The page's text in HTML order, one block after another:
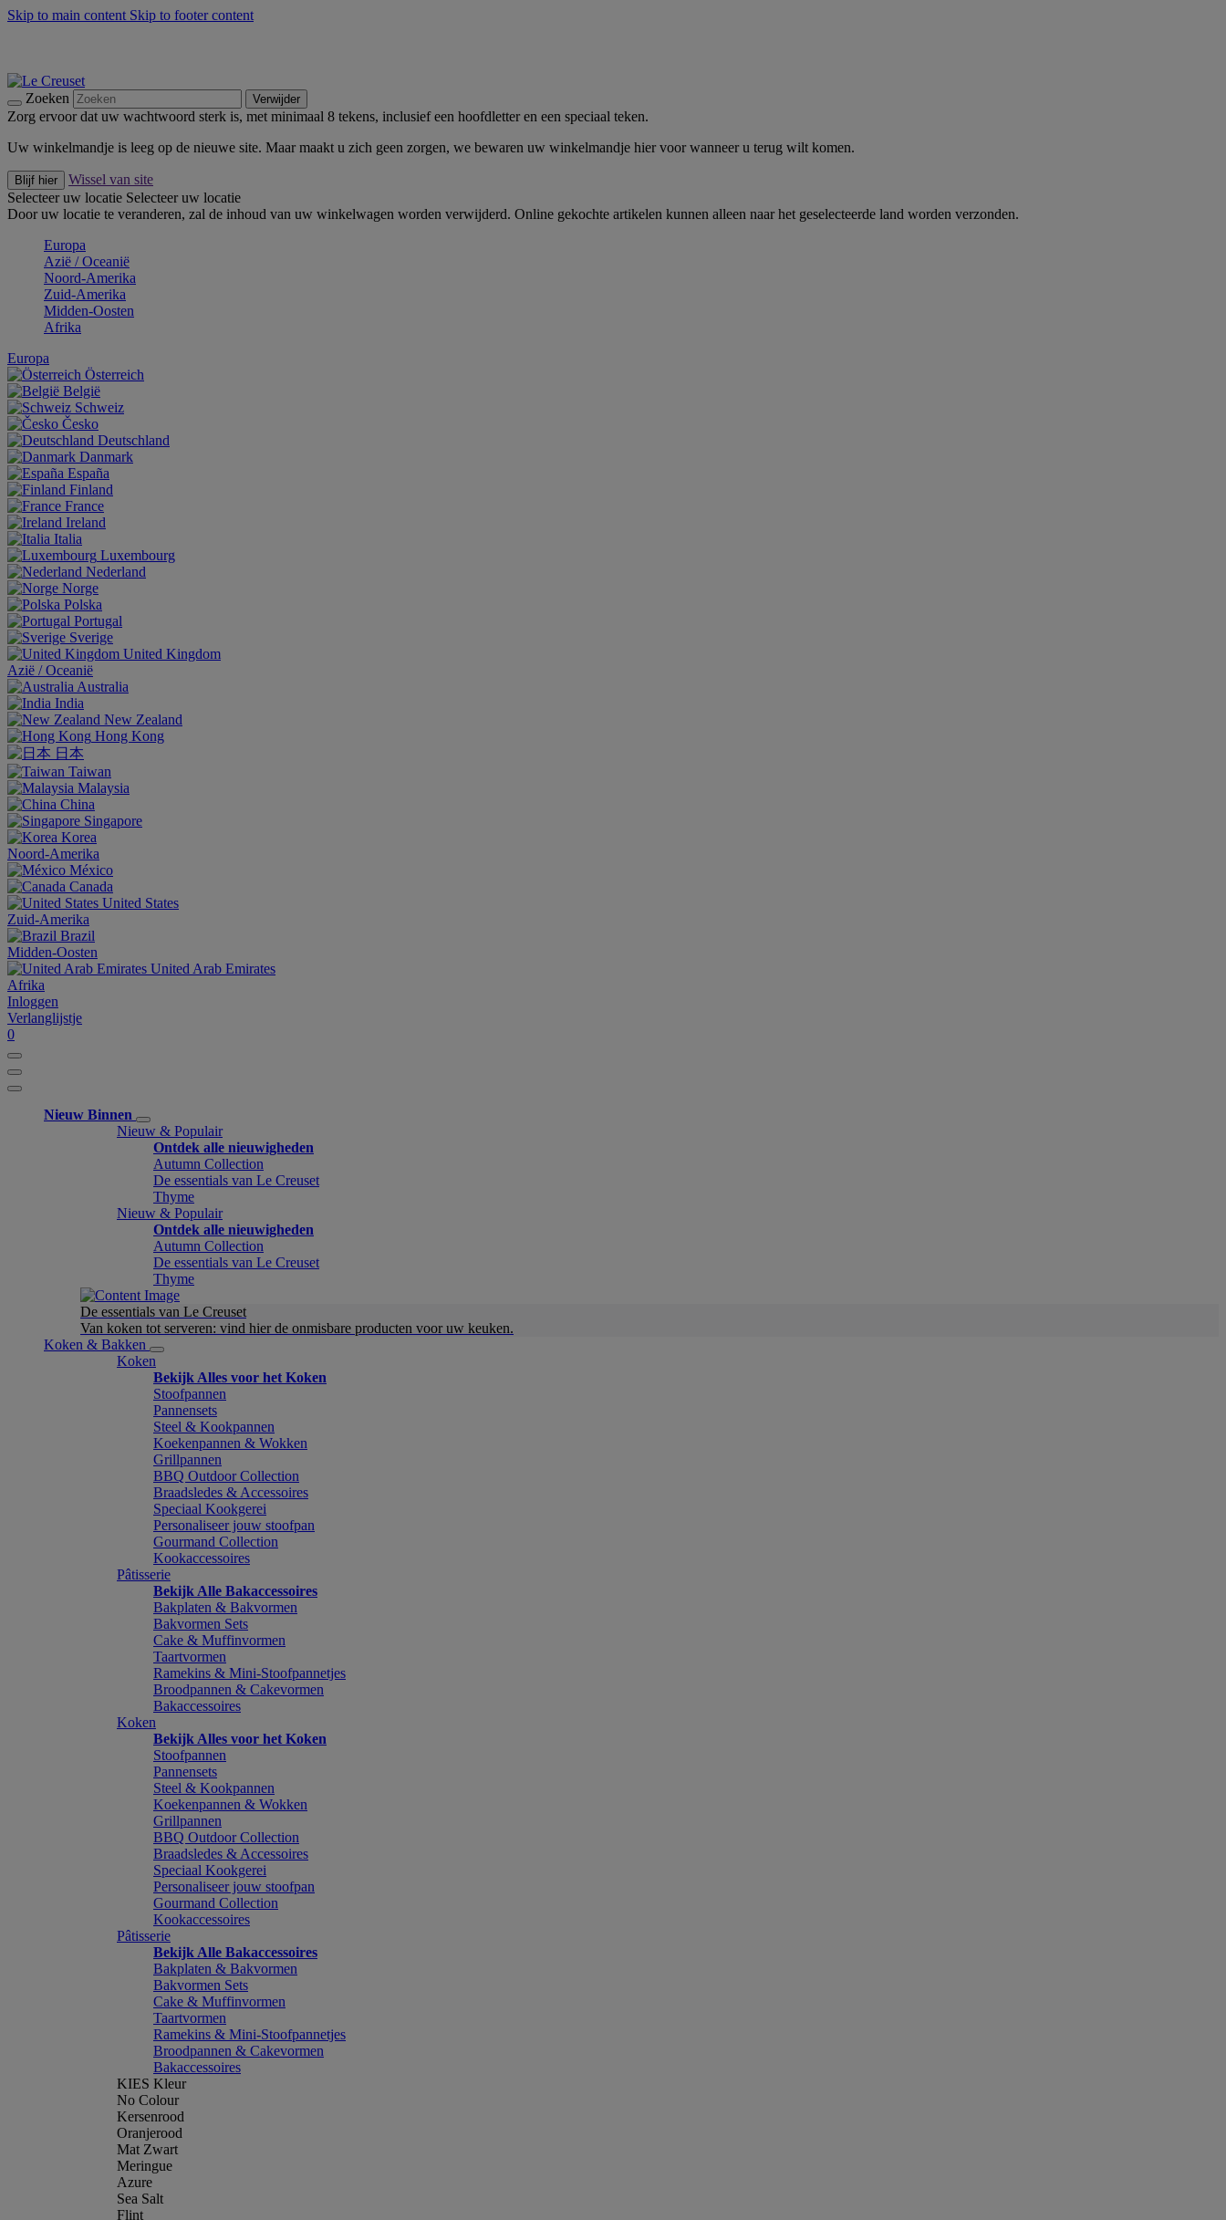
Skip to main content Skip to footer content
Zoeken Verwijder
Zorg ervoor dat uw wachtwoord sterk is, met minimaal 8 tekens, inclusief een hoofdletter en een speciaal teken.
Uw winkelmandje is leeg op de nieuwe site. Maar maakt u zich geen zorgen, we bewaren uw winkelmandje hier voor wanneer u terug wilt komen.
Blijf hier
Wissel van site
Selecteer uw locatie Selecteer uw locatie
Door uw locatie te veranderen, zal de inhoud van uw winkelwagen worden verwijderd. Online gekochte artikelen kunnen alleen naar het geselecteerde land worden verzonden.
Europa
Aziё / Oceaniё
Noord-Amerika
Zuid-Amerika
Midden-Oosten
Afrika
Europa
Österreich
België
Schweiz
Česko
Deutschland
Danmark
España
Finland
France
Ireland
Italia
Luxembourg
Nederland
Norge
Polska
Portugal
Sverige
United Kingdom
Aziё / Oceaniё
Australia
India
New Zealand
Hong Kong
日本
Taiwan
Malaysia
China
Singapore
Korea
Noord-Amerika
México
Canada
United States
Zuid-Amerika
Brazil
Midden-Oosten
United Arab Emirates
Afrika
Inloggen
Verlanglijstje
0
Nieuw Binnen
Nieuw & Populair
Ontdek alle nieuwigheden
Autumn Collection
De essentials van Le Creuset
Thyme
Nieuw & Populair
Ontdek alle nieuwigheden
Autumn Collection
De essentials van Le Creuset
Thyme
De essentials van Le Creuset
Van koken tot serveren: vind hier de onmisbare producten voor uw keuken.
Koken & Bakken
Koken
Bekijk Alles voor het Koken
Stoofpannen
Pannensets
Steel & Kookpannen
Koekenpannen & Wokken
Grillpannen
BBQ Outdoor Collection
Braadsledes & Accessoires
Speciaal Kookgerei
Personaliseer jouw stoofpan
Gourmand Collection
Kookaccessoires
Pâtisserie
Bekijk Alle Bakaccessoires
Bakplaten & Bakvormen
Bakvormen Sets
Cake & Muffinvormen
Taartvormen
Ramekins & Mini-Stoofpannetjes
Broodpannen & Cakevormen
Bakaccessoires
Koken
Bekijk Alles voor het Koken
Stoofpannen
Pannensets
Steel & Kookpannen
Koekenpannen & Wokken
Grillpannen
BBQ Outdoor Collection
Braadsledes & Accessoires
Speciaal Kookgerei
Personaliseer jouw stoofpan
Gourmand Collection
Kookaccessoires
Pâtisserie
Bekijk Alle Bakaccessoires
Bakplaten & Bakvormen
Bakvormen Sets
Cake & Muffinvormen
Taartvormen
Ramekins & Mini-Stoofpannetjes
Broodpannen & Cakevormen
Bakaccessoires
KIES Kleur
No Colour
Kersenrood
Oranjerood
Mat Zwart
Meringue
Azure
Sea Salt
Flint